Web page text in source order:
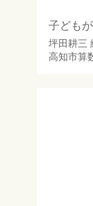
子ども
坪田耕三
高知市算